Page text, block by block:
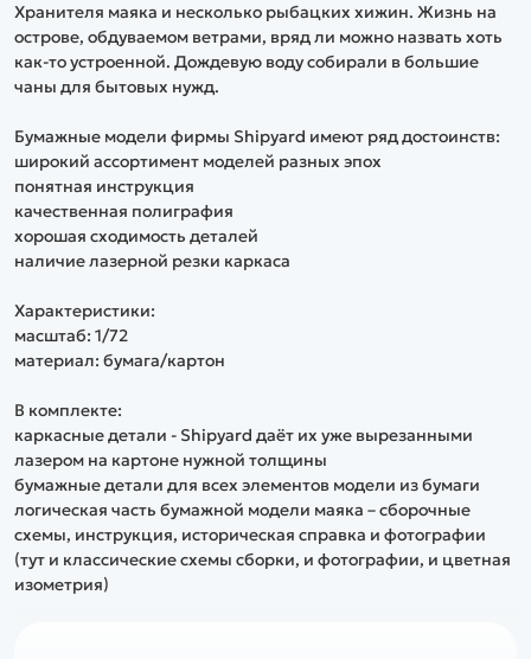
Хранителя маяка и несколько рыбацких хижин. Жизнь на
острове, обдуваемом ветрами, вряд ли можно назвать хоть
как-то устроенной. Дождевую воду собирали в большие
чаны для бытовых нужд.
Бумажные модели фирмы Shipyard имеют ряд достоинств:
широкий ассортимент моделей разных эпох
понятная инструкция
качественная полиграфия
хорошая сходимость деталей
наличие лазерной резки каркаса
Характеристики:
масштаб: 1/72
материал: бумага/картон
В комплекте:
каркасные детали - Shipyard даёт их уже вырезанными
лазером на картоне нужной толщины
бумажные детали для всех элементов модели из бумаги
логическая часть бумажной модели маяка – сборочные
схемы, инструкция, историческая справка и фотографии
(тут и классические схемы сборки, и фотографии, и цветная
изометрия)